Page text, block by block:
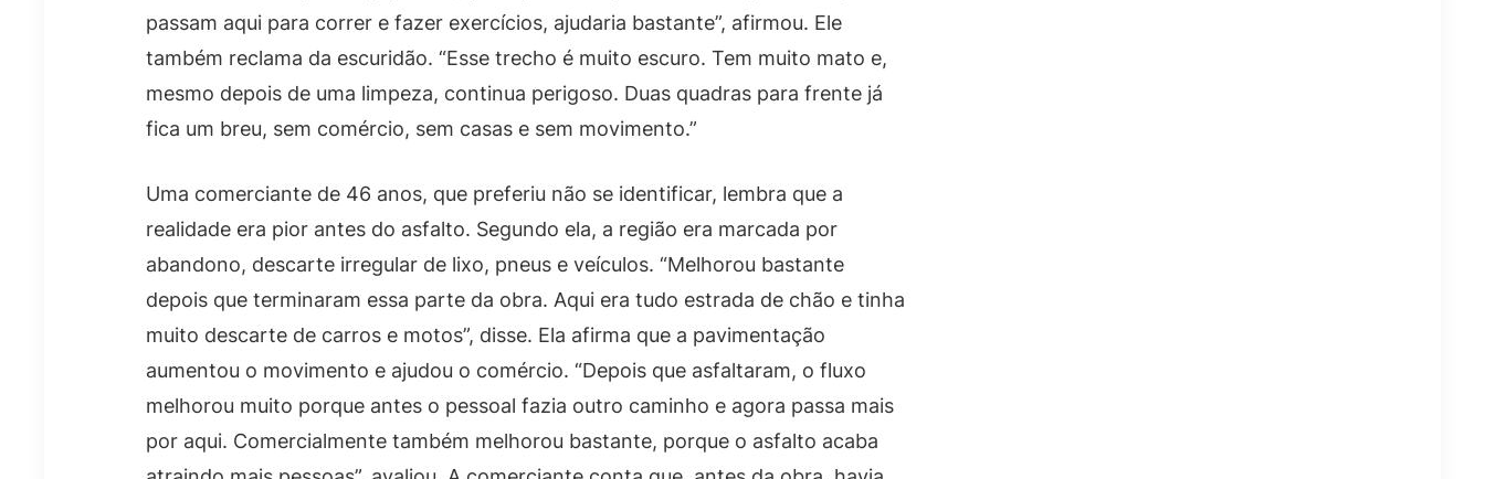
passam aqui para correr e fazer exercícios, ajudaria bastante”, afirmou. Ele
também reclama da escuridão. “Esse trecho é muito escuro. Tem muito mato e,
mesmo depois de uma limpeza, continua perigoso. Duas quadras para frente já
fica um breu, sem comércio, sem casas e sem movimento.”
Uma comerciante de 46 anos, que preferiu não se identificar, lembra que a
realidade era pior antes do asfalto. Segundo ela, a região era marcada por
abandono, descarte irregular de lixo, pneus e veículos. “Melhorou bastante
depois que terminaram essa parte da obra. Aqui era tudo estrada de chão e tinha
muito descarte de carros e motos”, disse. Ela afirma que a pavimentação
aumentou o movimento e ajudou o comércio. “Depois que asfaltaram, o fluxo
melhorou muito porque antes o pessoal fazia outro caminho e agora passa mais
por aqui. Comercialmente também melhorou bastante, porque o asfalto acaba